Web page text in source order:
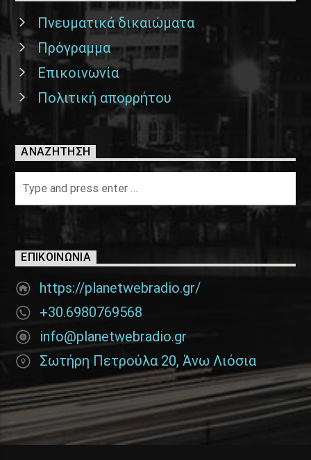
Πνευματικά δικαιώματα
Πρόγραμμα
Επικοινωνία
Πολιτική απορρήτου
ΑΝΑΖΉΤΗΣΗ
ΕΠΙΚΟΙΝΩΝΊΑ
https://planetwebradio.gr/
+30.6980769568
info@planetwebradio.gr
Σωτήρη Πετρούλα 20, Άνω Λιόσια